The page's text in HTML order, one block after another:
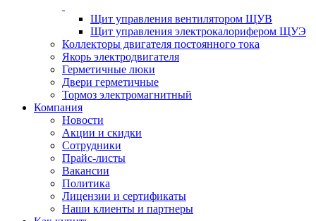
Щит управления вентилятором ЩУВ
Щит управления электрокалорифером ЩУЭ
Коллекторы двигателя постоянного тока
Якорь электродвигателя
Герметичные люки
Двери герметичные
Тормоз электромагнитный
Компания
Новости
Акции и скидки
Сотрудники
Прайс-листы
Вакансии
Политика
Лицензии и сертификаты
Наши клиенты и партнеры